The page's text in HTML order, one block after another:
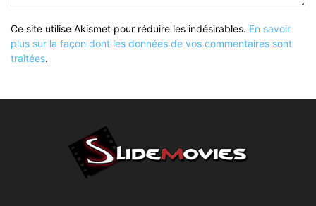
Ce site utilise Akismet pour réduire les indésirables. En savoir
plus sur la façon dont les données de vos commentaires sont
traitées.